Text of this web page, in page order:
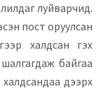
луйварчид.
пост оруулсан
халдсан гэх
байгаа
дээрх